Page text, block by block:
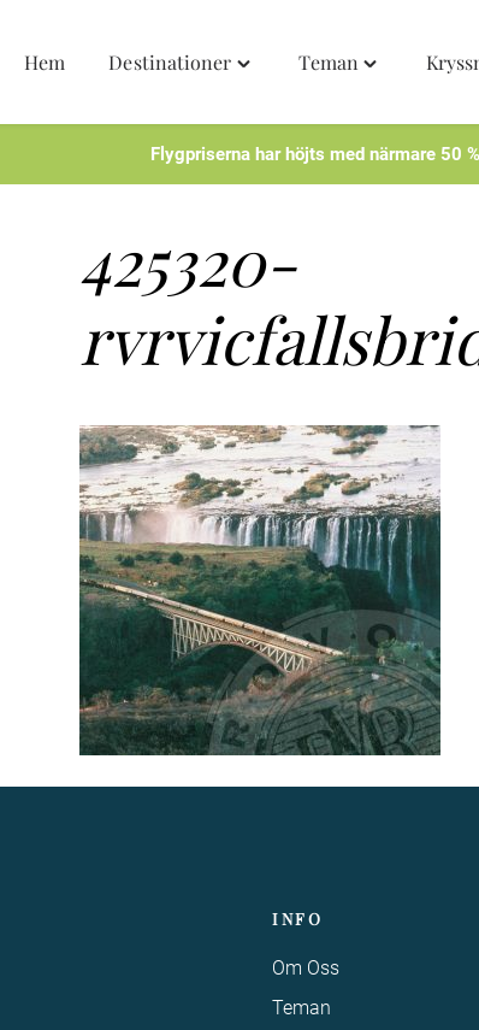
Hem Destinationer Teman
Toggle
Flygpriserna har höjts med närmare 50
425320-
INFO
Om Oss
Teman